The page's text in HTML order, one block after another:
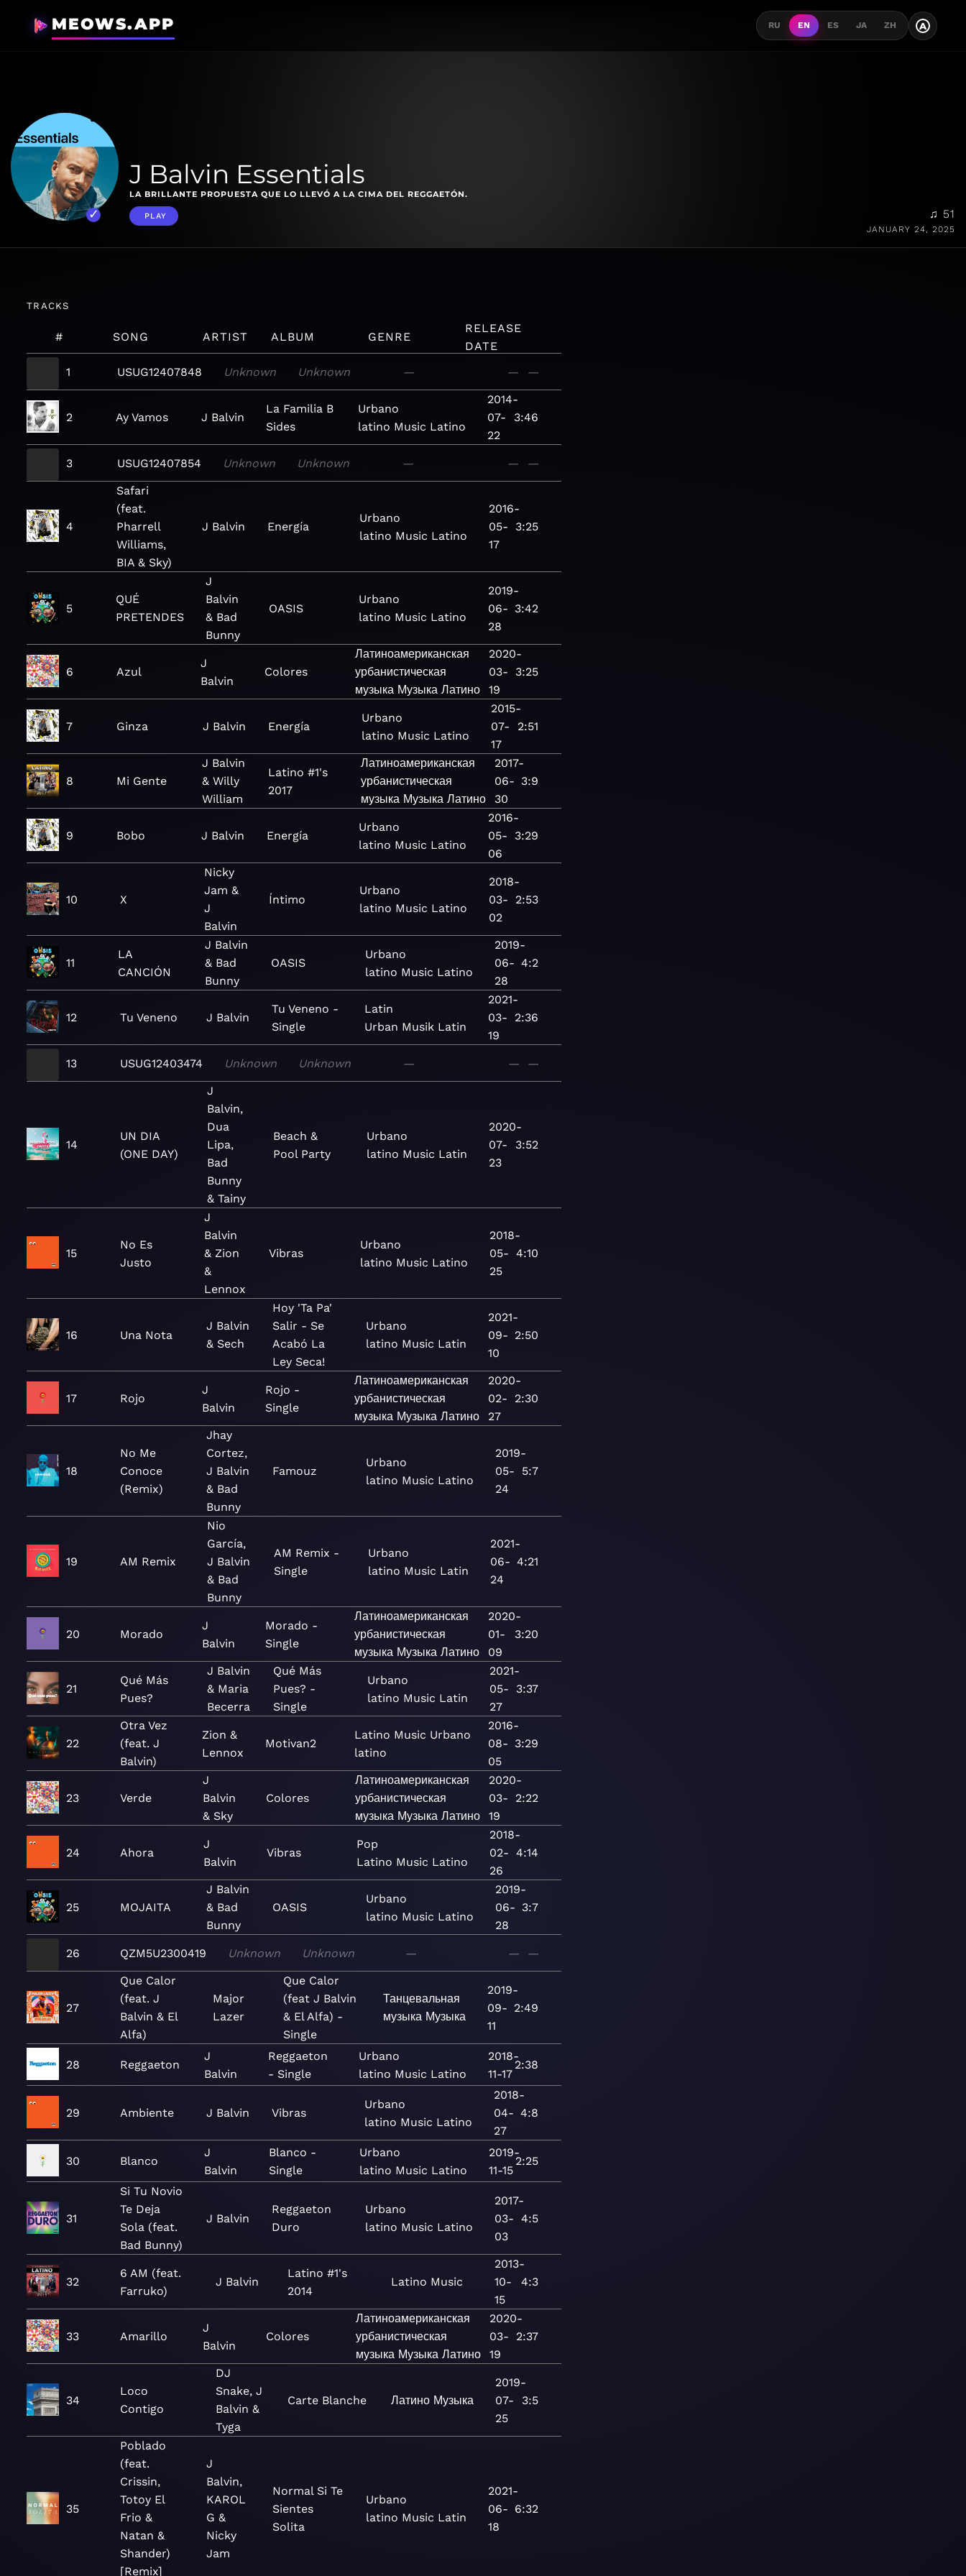
MEOWS.APP RU EN ES JA ZH A
J Balvin Essentials
LA BRILLANTE PROPUESTA QUE LO LLEVÓ A LA CIMA DEL REGGAETÓN.
PLAY ♫ 51
JANUARY 24, 2025
TRACKS
# SONG ARTIST ALBUM GENRE
RELEASE
DATE
1
USUG12407848 Unknown Unknown — — —
2 Ay Vamos J Balvin
La Familia B
Sides
Urbano
latino Music Latino
2014-
07-
22
3:46
3 USUG12407854 Unknown Unknown — — —
4
Safari
(feat.
Pharrell
Williams,
BIA & Sky)
J Balvin Energía
Urbano
latino Music Latino
2016-
05-
17
3:25
5
QUÉ
PRETENDES
J
Balvin
& Bad
Bunny
OASIS
Urbano
latino Music Latino
2019-
06-
28
3:42
6 Azul
J
Balvin
Colores
Латиноамериканская
урбанистическая
музыка Музыка Латино
2020-
03-
19
3:25
7 Ginza J Balvin Energía
Urbano
latino Music Latino
2015-
07-
17
2:51
8 Mi Gente
J Balvin
& Willy
William
Latino #1's
2017
Латиноамериканская
урбанистическая
музыка Музыка Латино
2017-
06-
30
3:9
9 Bobo J Balvin Energía
Urbano
latino Music Latino
2016-
05-
06
3:29
10 X
Nicky
Jam &
J
Balvin
Íntimo
Urbano
latino Music Latino
2018-
03-
02
2:53
11
LA
CANCIÓN
J Balvin
& Bad
Bunny
OASIS
Urbano
latino Music Latino
2019-
06-
28
4:2
12 Tu Veneno J Balvin
Tu Veneno -
Single
Latin
Urban Musik Latin
2021-
03-
19
2:36
13 USUG12403474 Unknown Unknown — — —
14
UN DIA
(ONE DAY)
J
Balvin,
Dua
Lipa,
Bad
Bunny
& Tainy
Beach &
Pool Party
Urbano
latino Music Latin
2020-
07-
23
3:52
15
No Es
Justo
J
Balvin
& Zion
&
Lennox
Vibras
Urbano
latino Music Latino
2018-
05-
25
4:10
16 Una Nota
J Balvin
& Sech
Hoy 'Ta Pa'
Salir - Se
Acabó La
Ley Seca!
Urbano
latino Music Latin
2021-
09-
10
2:50
17 Rojo
J
Balvin
Rojo -
Single
Латиноамериканская
урбанистическая
музыка Музыка Латино
2020-
02-
27
2:30
18
No Me
Conoce
(Remix)
Jhay
Cortez,
J Balvin
& Bad
Bunny
Famouz
Urbano
latino Music Latino
2019-
05-
24
5:7
19 AM Remix
Nio
García,
J Balvin
& Bad
Bunny
AM Remix -
Single
Urbano
latino Music Latin
2021-
06-
24
4:21
20 Morado
J
Balvin
Morado -
Single
Латиноамериканская
урбанистическая
музыка Музыка Латино
2020-
01-
09
3:20
21
Qué Más
Pues?
J Balvin
& Maria
Becerra
Qué Más
Pues? -
Single
Urbano
latino Music Latin
2021-
05-
27
3:37
22
Otra Vez
(feat. J
Balvin)
Zion &
Lennox
Motivan2
Latino Music Urbano
latino
2016-
08-
05
3:29
23 Verde
J
Balvin
& Sky
Colores
Латиноамериканская
урбанистическая
музыка Музыка Латино
2020-
03-
19
2:22
24 Ahora
J
Balvin
Vibras
Pop
Latino Music Latino
2018-
02-
26
4:14
25 MOJAITA
J Balvin
& Bad
Bunny
OASIS
Urbano
latino Music Latino
2019-
06-
28
3:7
26 QZM5U2300419 Unknown Unknown — — —
27
Que Calor
(feat. J
Balvin & El
Alfa)
Major
Lazer
Que Calor
(feat J Balvin
& El Alfa) -
Single
Танцевальная
музыка Музыка
2019-
09-
11
2:49
28 Reggaeton
J
Balvin
Reggaeton
- Single
Urbano
latino Music Latino
2018-
11-17
2:38
29 Ambiente J Balvin Vibras
Urbano
latino Music Latino
2018-
04-
27
4:8
30 Blanco
J
Balvin
Blanco -
Single
Urbano
latino Music Latino
2019-
11-15
2:25
31
Si Tu Novio
Te Deja
Sola (feat.
Bad Bunny)
J Balvin
Reggaeton
Duro
Urbano
latino Music Latino
2017-
03-
03
4:5
32
6 AM (feat.
Farruko)
J Balvin
Latino #1's
2014
Latino Music
2013-
10-
15
4:3
33 Amarillo
J
Balvin
Colores
Латиноамериканская
урбанистическая
музыка Музыка Латино
2020-
03-
19
2:37
34
Loco
Contigo
DJ
Snake, J
Balvin &
Tyga
Carte Blanche Латино Музыка
2019-
07-
25
3:5
35
Poblado
(feat.
Crissin,
Totoy El
Frio &
Natan &
Shander)
[Remix]
J
Balvin,
KAROL
G &
Nicky
Jam
Normal Si Te
Sientes
Solita
Urbano
latino Music Latin
2021-
06-
18
6:32